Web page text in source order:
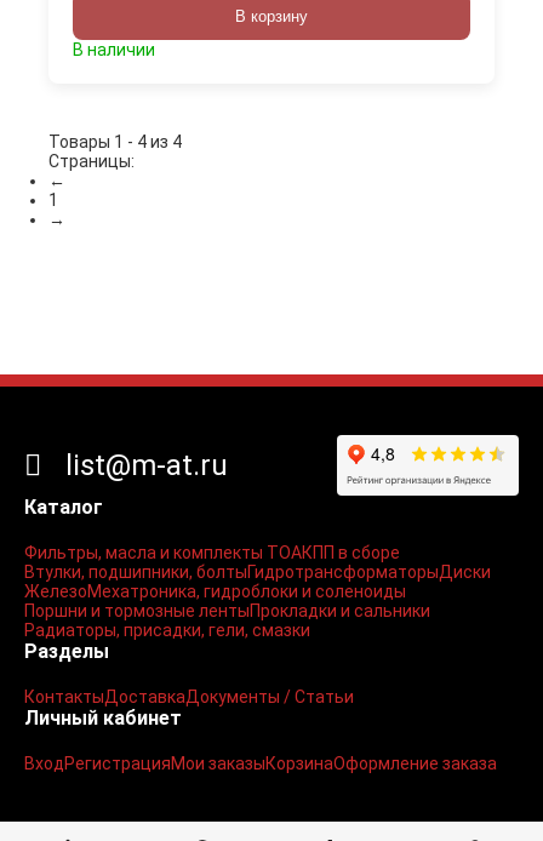
В корзину
В наличии
Товары 1 - 4 из 4
Страницы:
←
1
→
Каталог
Фильтры, масла и комплекты ТОАКПП в сборе
Втулки, подшипники, болтыГидротрансформаторыДиски
ЖелезоМехатроника, гидроблоки и соленоиды
Поршни и тормозные лентыПрокладки и сальники
Радиаторы, присадки, гели, смазки
Разделы
КонтактыДоставкаДокументы / Статьи
Личный кабинет
ВходРегистрацияМои заказыКорзинаОформление заказа
list@m-at.ru